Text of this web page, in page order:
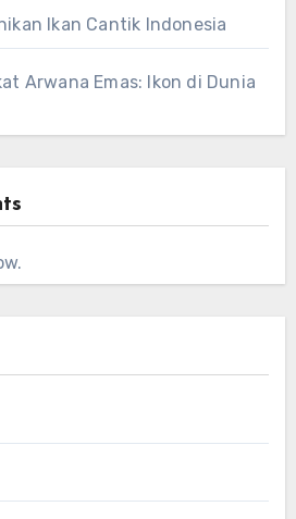
Ikan Cantik Indonesia
Arwana Emas: Ikon di Dunia